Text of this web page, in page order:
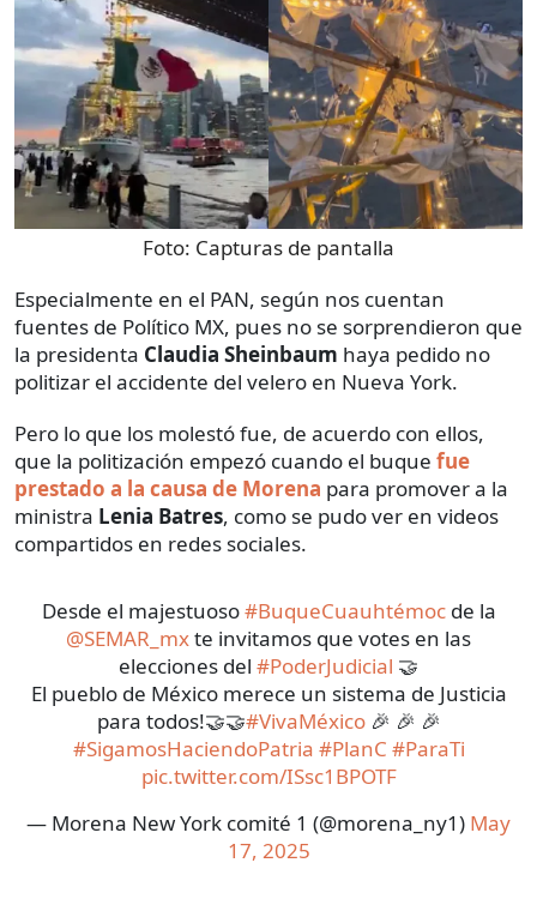
Foto: Capturas de pantalla
Especialmente en el PAN, según nos cuentan
fuentes de Político MX, pues no se sorprendieron que
la presidenta Claudia Sheinbaum haya pedido no
politizar el accidente del velero en Nueva York.
Pero lo que los molestó fue, de acuerdo con ellos,
que la politización empezó cuando el buque fue
prestado a la causa de Morena para promover a la
ministra Lenia Batres, como se pudo ver en videos
compartidos en redes sociales.
Desde el majestuoso#BuqueCuauhtémocde la
@SEMAR_mxte invitamos que votes en las
elecciones del #PoderJudicial 🤝
El pueblo de México merece un sistema de Justicia
para todos!🤝🤝#VivaMéxico🎉 🎉 🎉
#SigamosHaciendoPatria #PlanC #ParaTi
pic.twitter.com/ISsc1BPOTF
— Morena New York comité 1 (@morena_ny1) May
17, 2025